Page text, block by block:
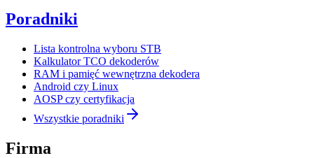
Poradniki
Lista kontrolna wyboru STB
Kalkulator TCO dekoderów
RAM i pamięć wewnętrzna dekodera
Android czy Linux
AOSP czy certyfikacja
Wszystkie poradniki
Firma